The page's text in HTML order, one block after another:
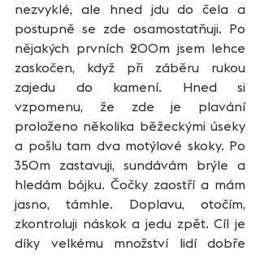
nezvyklé, ale hned jdu do čela a
postupně se zde osamostatňuji. Po
nějakých prvních 200m jsem lehce
zaskočen, když při záběru rukou
zajedu do kamení. Hned si
vzpomenu, že zde je plavání
proloženo několika běžeckými úseky
a pošlu tam dva motýlové skoky. Po
350m zastavuji, sundávám brýle a
hledám bójku. Čočky zaostří a mám
jasno, támhle. Doplavu, otočím,
zkontroluji náskok a jedu zpět. Cíl je
díky velkému množství lidí dobře